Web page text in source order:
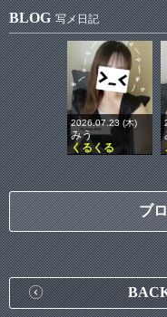
BLOG 写メ日記
2026.07.23 (木)
みう
くるくる
ブ